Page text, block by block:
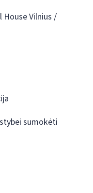
Vilnius /
sumokėti